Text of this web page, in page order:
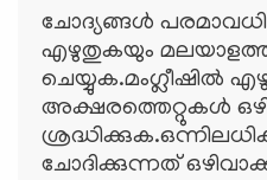
ചോദ്യങ്ങള്‍ പരമാവധി
എഴുതുകയും
ചെയ്യുക.മംഗ്ലീഷില്‍
അക്ഷരത്തെറ്റുകള്‍
ചോദിക്കുന്നത്